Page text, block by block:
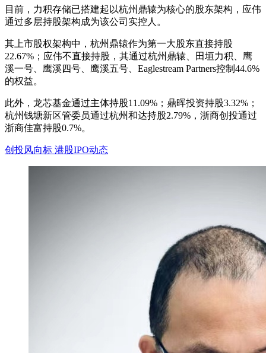
目前，力积存储已搭建起以杭州鼎辕为核心的股东架构，应伟
通过多层持股架构成为该公司实控人。
其上市股权架构中，杭州鼎辕作为第一大股东直接持股
22.67%；应伟不直接持股，其通过杭州鼎辕、田垣力积、鹰
溪一号、鹰溪四号、鹰溪五号、Eaglestream Partners控制44.6%
的权益。
此外，龙芯基金通过主体持股11.09%；鼎晖投资持股3.32%；
杭州钱塘新区管委员通过杭州和达持股2.79%，浙商创投通过
浙商佳富持股0.7%。
创投风向标 港股IPO动态